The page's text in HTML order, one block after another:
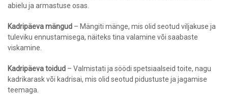
abielu ja armastuse osas.
Kadripäeva mängud – Mängiti mänge, mis olid seotud viljakuse ja
tuleviku ennustamisega, näiteks tina valamine või saabaste
viskamine.
Kadripäeva toidud – Valmistati ja söödi spetsiaalseid toite, nagu
kadrikarask või kadrisai, mis olid seotud pidustuste ja jagamise
teemaga.